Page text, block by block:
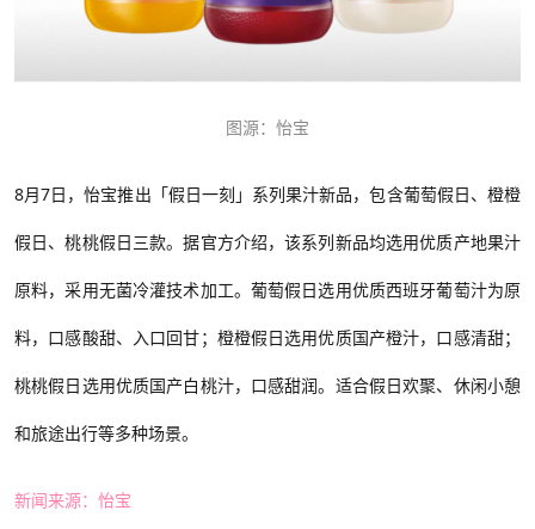
图源：怡宝
8月7日，怡宝推出「假日一刻」系列果汁新品，包含葡萄假日、橙橙
假日、桃桃假日三款。据官方介绍，该系列新品均选用优质产地果汁
原料，采用无菌冷灌技术加工。葡萄假日选用优质西班牙葡萄汁为原
料，口感酸甜、入口回甘；橙橙假日选用优质国产橙汁，口感清甜；
桃桃假日选用优质国产白桃汁，口感甜润。适合假日欢聚、休闲小憩
和旅途出行等多种场景。
新闻来源：怡宝